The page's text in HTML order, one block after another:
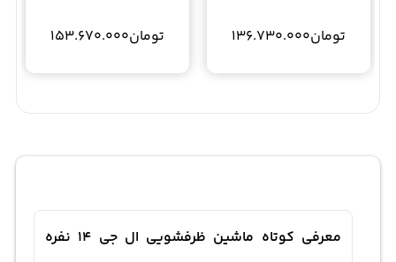
تومان136.730.000 تومان153.670.000
معرفی کوتاه ماشین ظرفشویی ال جی 14 نفره